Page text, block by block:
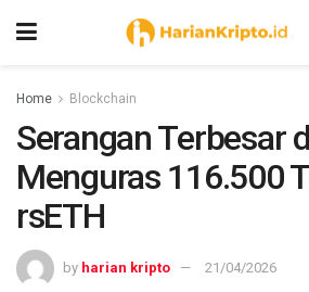
Home Blockchain
Serangan Terbesar
Menguras 116.500
rsETH
by harian kripto 21/04/2026